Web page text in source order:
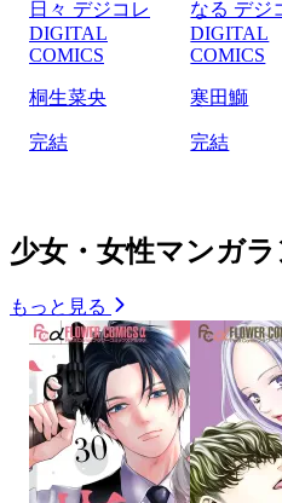
日々 デジコレ
DIGITAL
COMICS
桐生菜央
完結
なる デジ
DIGITAL
COMICS
寒田鰤
完結
少女・女性マンガ
もっと見る